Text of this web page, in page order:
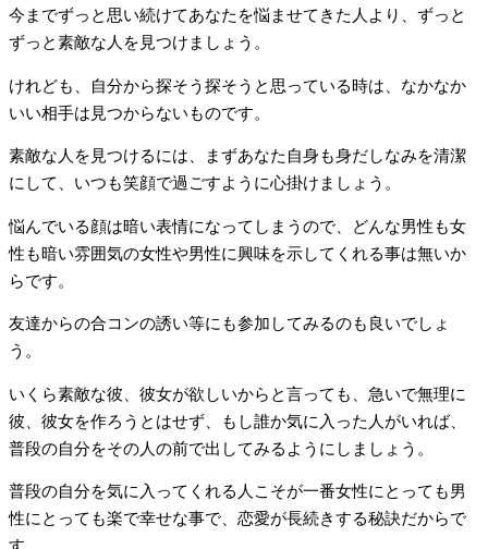
今までずっと思い続けてあなたを悩ませてきた人より、ずっと
ずっと素敵な人を見つけましょう。
けれども、自分から探そう探そうと思っている時は、なかなか
いい相手は見つからないものです。
素敵な人を見つけるには、まずあなた自身も身だしなみを清潔
にして、いつも笑顔で過ごすように心掛けましょう。
悩んでいる顔は暗い表情になってしまうので、どんな男性も女
性も暗い雰囲気の女性や男性に興味を示してくれる事は無いか
らです。
友達からの合コンの誘い等にも参加してみるのも良いでしょ
う。
いくら素敵な彼、彼女が欲しいからと言っても、急いで無理に
彼、彼女を作ろうとはせず、もし誰か気に入った人がいれば、
普段の自分をその人の前で出してみるようにしましょう。
普段の自分を気に入ってくれる人こそが一番女性にとっても男
性にとっても楽で幸せな事で、恋愛が長続きする秘訣だからで